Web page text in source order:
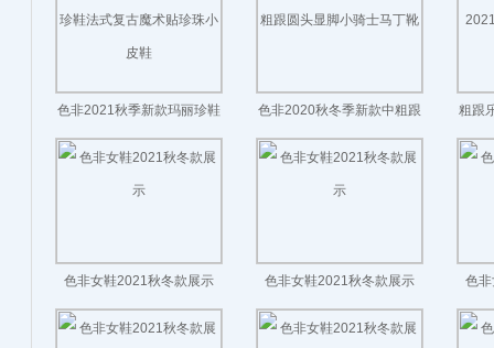
色非2021秋季新款玛丽珍鞋
法式复古魔术贴珍珠小皮鞋
色非2020秋冬季新款中粗跟
圆头显脚小骑士马丁靴
粗跟
色非女鞋2021秋冬款展示 色非女鞋2021秋冬款展示 色